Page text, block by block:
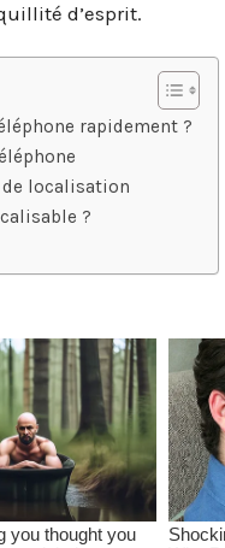
d’esprit.
rapidement ?
localisation
?